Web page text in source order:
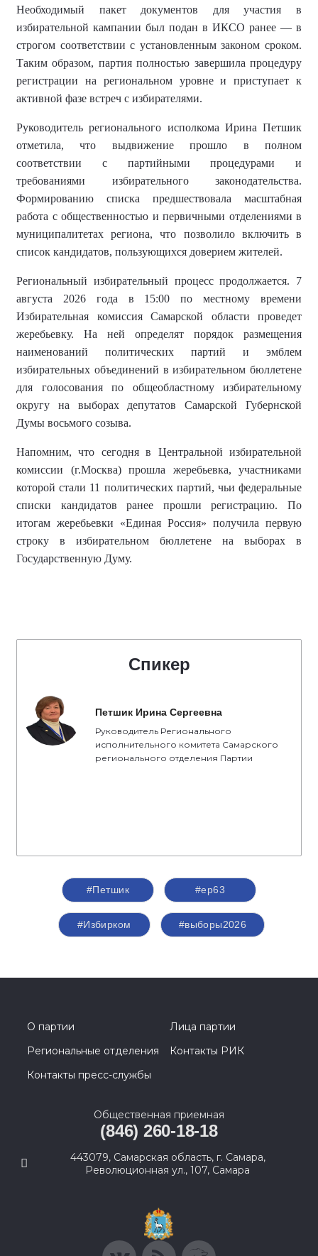
Необходимый пакет документов для участия в
избирательной кампании был подан в ИКСО ранее — в
строгом соответствии с установленным законом сроком.
Таким образом, партия полностью завершила процедуру
регистрации на региональном уровне и приступает к
активной фазе встреч с избирателями.
Руководитель регионального исполкома Ирина Петшик
отметила, что выдвижение прошло в полном
соответствии с партийными процедурами и
требованиями избирательного законодательства.
Формированию списка предшествовала масштабная
работа с общественностью и первичными отделениями в
муниципалитетах региона, что позволило включить в
список кандидатов, пользующихся доверием жителей.
Региональный избирательный процесс продолжается. 7
августа 2026 года в 15:00 по местному времени
Избирательная комиссия Самарской области проведет
жеребьевку. На ней определят порядок размещения
наименований политических партий и эмблем
избирательных объединений в избирательном бюллетене
для голосования по общеобластному избирательному
округу на выборах депутатов Самарской Губернской
Думы восьмого созыва.
Напомним, что сегодня в Центральной избирательной
комиссии (г.Москва) прошла жеребьевка, участниками
которой стали 11 политических партий, чьи федеральные
списки кандидатов ранее прошли регистрацию. По
итогам жеребьевки «Единая Россия» получила первую
строку в избирательном бюллетене на выборах в
Государственную Думу.
Спикер
Петшик Ирина Сергеевна
Руководитель Регионального
исполнительного комитета Самарского
регионального отделения Партии
#Петшик #ер63
#Избирком #выборы2026
О партии
Лица партии
Региональные отделения
Контакты РИК
Контакты пресс-службы
Общественная приемная
(846) 260-18-18
443079, Самарская область, г. Самара,
Революционная ул., 107, Самара